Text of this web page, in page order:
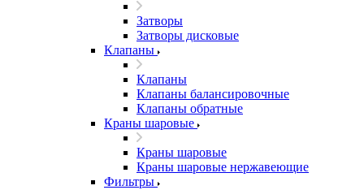
Затворы
Затворы дисковые
Клапаны
Клапаны
Клапаны балансировочные
Клапаны обратные
Краны шаровые
Краны шаровые
Краны шаровые нержавеющие
Фильтры